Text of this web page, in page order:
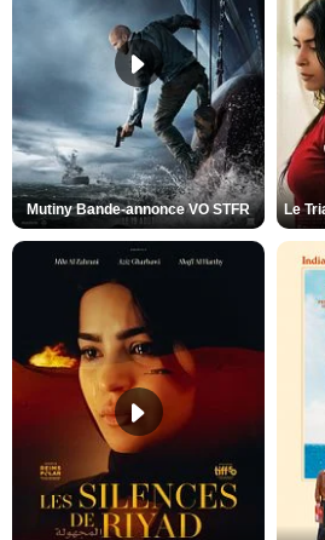
Mutiny Bande-annonce VO STFR Le